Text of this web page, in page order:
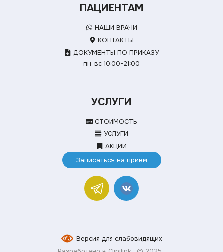
ПАЦИЕНТАМ
НАШИ ВРАЧИ
КОНТАКТЫ
ДОКУМЕНТЫ ПО ПРИКАЗУ
пн-вс 10:00-21:00
УСЛУГИ
СТОИМОСТЬ
УСЛУГИ
АКЦИИ
Записаться на прием
Версия для слабовидящих